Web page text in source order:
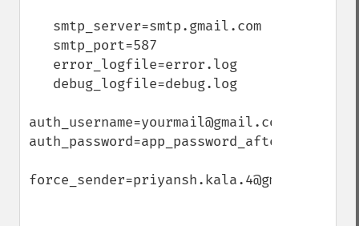
auth_username=yourmail@gmail.com
force_sender=priyansh.kala.4@gmail.com